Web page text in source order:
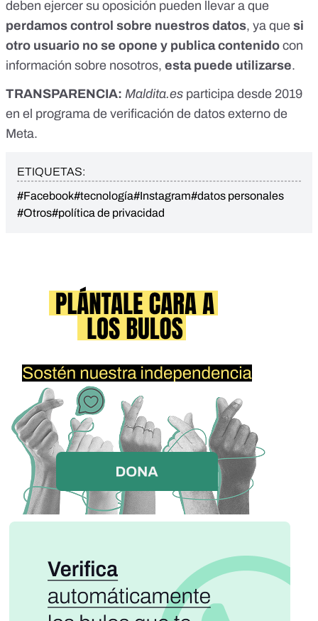
deben ejercer su oposición pueden llevar a que
perdamos control sobre nuestros datos, ya que si
otro usuario no se opone y publica contenido con
información sobre nosotros, esta puede utilizarse.
TRANSPARENCIA: Maldita.es participa desde 2019
en el programa de verificación de datos externo de
Meta.
ETIQUETAS:
#Facebook#tecnología#Instagram#datos personales
#Otros#política de privacidad